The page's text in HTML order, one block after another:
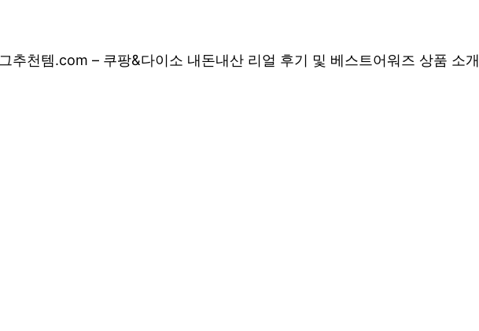
추천템.com – 쿠팡&다이소 내돈내산 리얼 후기 및 베스트어워즈 상품 소개